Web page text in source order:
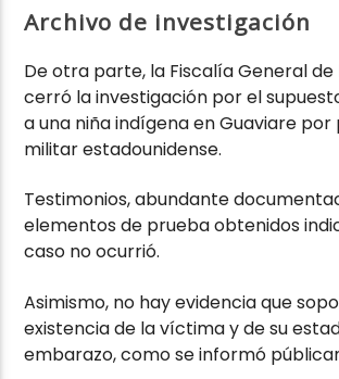
Archivo de investigación
De otra parte, la Fiscalía General de
cerró la investigación por el
a una niña indígena en Guaviare
militar estadounidense.
Testimonios, abundante
elementos de prueba obtenidos
caso no ocurrió.
Asimismo, no hay evidencia que
existencia de la víctima y de su
embarazo, como se informó